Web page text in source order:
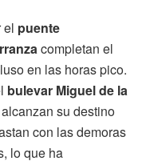
el puente
completan el
en las horas pico.
bulevar Miguel de la
su destino
con las demoras
lo que ha